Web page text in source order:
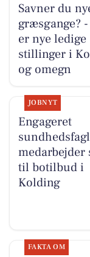
Savner du
græsgange?
er nye ledige
stillinger i
og omegn
JOBNYT
Engageret
medarbejder
til botilbud i
Kolding
FAKTA OM